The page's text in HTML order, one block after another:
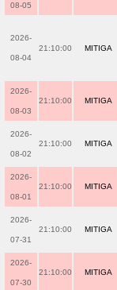
08-05
2026-
08-04
21:10:00 MITIGA
2026-
08-03
21:10:00 MITIGA
2026-
08-02
21:10:00 MITIGA
2026-
08-01
21:10:00 MITIGA
2026-
07-31
21:10:00 MITIGA
2026-
07-30
21:10:00 MITIGA